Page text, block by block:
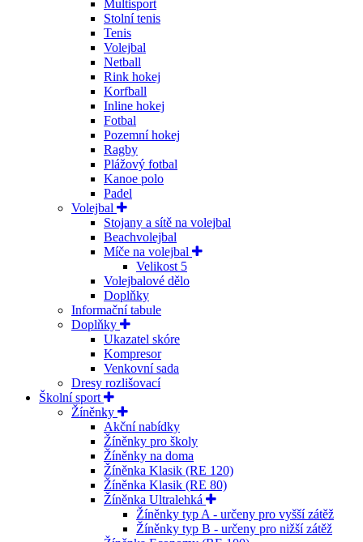
Multisport
Stolní tenis
Tenis
Volejbal
Netball
Rink hokej
Korfball
Inline hokej
Fotbal
Pozemní hokej
Ragby
Plážový fotbal
Kanoe polo
Padel
Volejbal
Stojany a sítě na volejbal
Beachvolejbal
Míče na volejbal
Velikost 5
Volejbalové dělo
Doplňky
Informační tabule
Doplňky
Ukazatel skóre
Kompresor
Venkovní sada
Dresy rozlišovací
Školní sport
Žíněnky
Akční nabídky
Žíněnky pro školy
Žíněnky na doma
Žíněnka Klasik (RE 120)
Žíněnka Klasik (RE 80)
Žíněnka Ultralehká
Žíněnky typ A - určeny pro vyšší zátěž
Žíněnky typ B - určeny pro nižší zátěž